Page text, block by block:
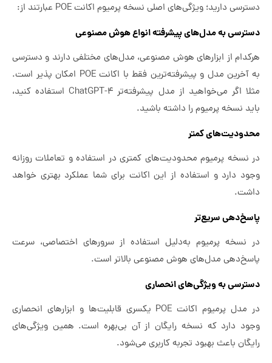
دسترسی دارید؛ ویژگی‌های اصلی نسخه پرمیوم اکانت POE عبارتند از:
دسترسی به مدل‌های پیشرفته انواع هوش مصنوعی
هرکدام از ابزارهای هوش مصنوعی، مدل‌های مختلفی دارند و دسترسی
به آخرین مدل و پیشرفته‌ترین فقط با اکانت POE امکان پذیر است.
مثلا اگر می‌خواهید از مدل پیشرفته‌تر ChatGPT-4 استفاده کنید،
باید نسخه پرمیوم را داشته باشید.
محدودیت‌های کمتر
در نسخه پرمیوم محدودیت‌های کمتری در استفاده و تعاملات روزانه
وجود دارد و استفاده از این اکانت برای شما عملکرد بهتری خواهد
داشت.
پاسخ‌دهی سریع‌تر
در نسخه پرمیوم به‌دلیل استفاده از سرورهای اختصاصی، سرعت
پاسخ‌دهی مدل‌های هوش مصنوعی بالاتر است.
دسترسی به ویژگی‌های انحصاری
در مدل پرمیوم اکانت POE یکسری قابلیت‌ها و ابزارهای انحصاری
وجود دارد که نسخه رایگان از آن بی‌بهره است. همین ویژگی‌های
رایگان باعث بهبود تجربه کاربری می‌شود.